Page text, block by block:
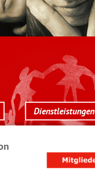
Dienstleistungen